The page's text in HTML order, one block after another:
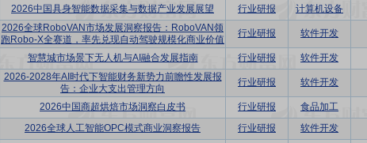
2026中国具身智能数据采集与数据产业发展展望 行业研报 计算机设备
2026全球RoboVAN市场发展洞察报告：RoboVAN领
跑Robo-X全赛道，率先兑现自动驾驶规模化商业价值
行业研报 软件开发
智慧城市场景下无人机与AI融合发展指南 行业研报 软件开发
2026-2028年AI时代下智能财务新势力前瞻性发展报
告：企业大支出管理方向
行业研报 软件开发
2026中国商超烘焙市场洞察白皮书 行业研报 食品加工
2026全球人工智能OPC模式商业洞察报告 行业研报 软件开发